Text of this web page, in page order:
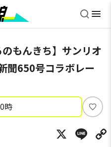
のもんきち】サンリオ
聞650号コラボレー
時
い
ね
X